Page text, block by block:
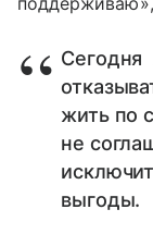
Сегодня
жить по
не
выгоды.